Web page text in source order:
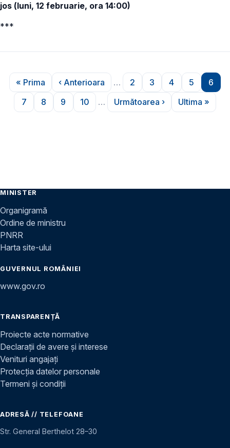
jos (luni, 12 februarie, ora 14:00)
***
Paginare
Prima pagină
« Prima
Pagina anterioară
‹ Anterioara …
Pagina
2
Pagina
3
Pagina
4
Pagina
5 6
Pagina
7
Pagina
8
Pagina
9
Pagina
10 …
Pagina următoare
Următoarea ›
Ultima
Ultima »
MINISTER
Organigramă
Ordine de ministru
PNRR
Harta site-ului
GUVERNUL ROMÂNIEI
www.gov.ro
TRANSPARENȚĂ
Proiecte acte normative
Declarații de avere și interese
Venituri angajați
Protecția datelor personale
Termeni și condiții
ADRESĂ // TELEFOANE
Str. General Berthelot 28–30